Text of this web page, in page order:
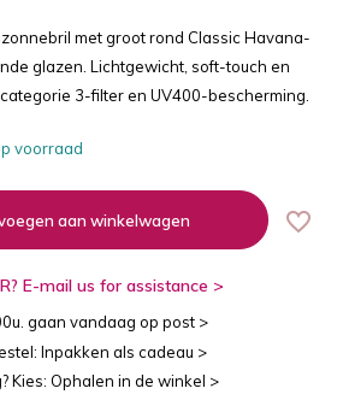
met groot rond Classic Havana-
glazen. Lichtgewicht, soft-touch en
3-filter en UV400-bescherming.
voorraad
aan winkelwagen
E-mail us for assistance >
gaan vandaag op post >
Inpakken als cadeau >
Kies: Ophalen in de winkel >